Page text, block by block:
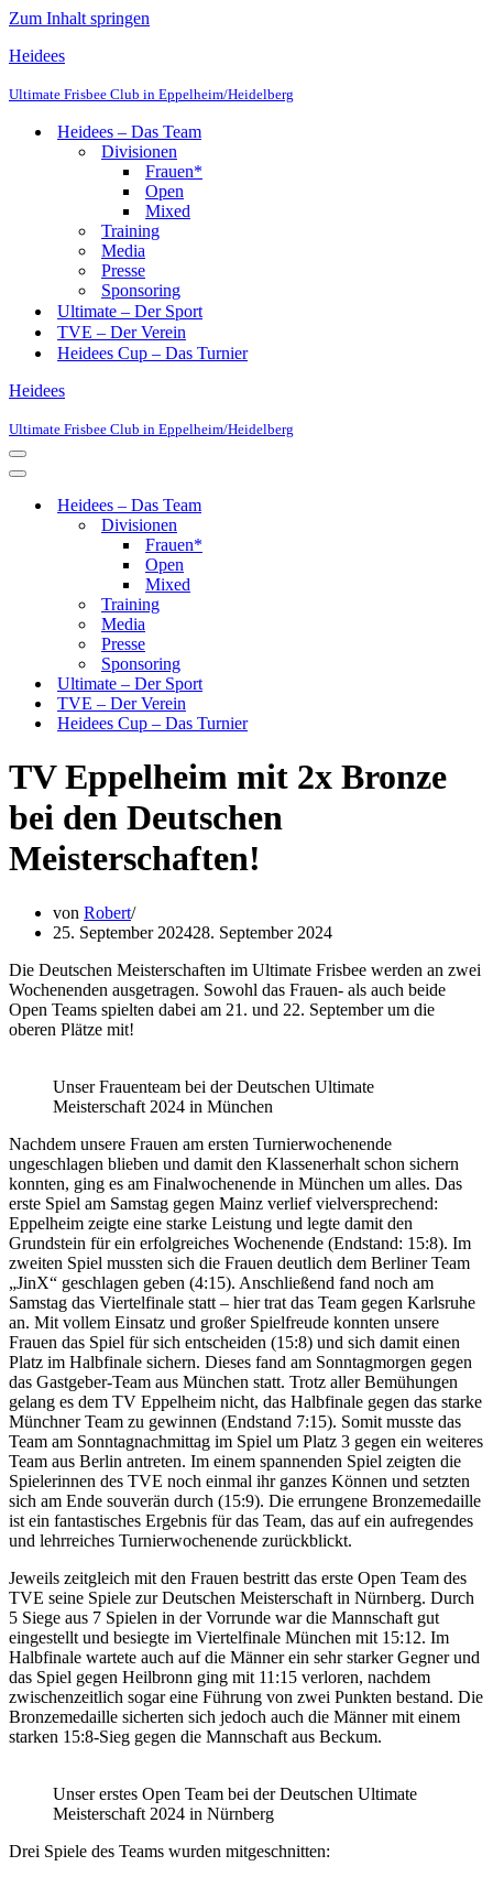
Zum Inhalt springen
Heidees
Ultimate Frisbee Club in Eppelheim/Heidelberg
Heidees – Das Team
Divisionen
Frauen*
Open
Mixed
Training
Media
Presse
Sponsoring
Ultimate – Der Sport
TVE – Der Verein
Heidees Cup – Das Turnier
Heidees
Ultimate Frisbee Club in Eppelheim/Heidelberg
Navigationsmenü
Navigationsmenü
Heidees – Das Team
Divisionen
Frauen*
Open
Mixed
Training
Media
Presse
Sponsoring
Ultimate – Der Sport
TVE – Der Verein
Heidees Cup – Das Turnier
TV Eppelheim mit 2x Bronze
bei den Deutschen
Meisterschaften!
von Robert
25. September 202428. September 2024
Die Deutschen Meisterschaften im Ultimate Frisbee werden an zwei
Wochenenden ausgetragen. Sowohl das Frauen- als auch beide
Open Teams spielten dabei am 21. und 22. September um die
oberen Plätze mit!
Unser Frauenteam bei der Deutschen Ultimate
Meisterschaft 2024 in München
Nachdem unsere Frauen am ersten Turnierwochenende
ungeschlagen blieben und damit den Klassenerhalt schon sichern
konnten, ging es am Finalwochenende in München um alles. Das
erste Spiel am Samstag gegen Mainz verlief vielversprechend:
Eppelheim zeigte eine starke Leistung und legte damit den
Grundstein für ein erfolgreiches Wochenende (Endstand: 15:8). Im
zweiten Spiel mussten sich die Frauen deutlich dem Berliner Team
„JinX“ geschlagen geben (4:15). Anschließend fand noch am
Samstag das Viertelfinale statt – hier trat das Team gegen Karlsruhe
an. Mit vollem Einsatz und großer Spielfreude konnten unsere
Frauen das Spiel für sich entscheiden (15:8) und sich damit einen
Platz im Halbfinale sichern. Dieses fand am Sonntagmorgen gegen
das Gastgeber-Team aus München statt. Trotz aller Bemühungen
gelang es dem TV Eppelheim nicht, das Halbfinale gegen das starke
Münchner Team zu gewinnen (Endstand 7:15). Somit musste das
Team am Sonntagnachmittag im Spiel um Platz 3 gegen ein weiteres
Team aus Berlin antreten. Im einem spannenden Spiel zeigten die
Spielerinnen des TVE noch einmal ihr ganzes Können und setzten
sich am Ende souverän durch (15:9). Die errungene Bronzemedaille
ist ein fantastisches Ergebnis für das Team, das auf ein aufregendes
und lehrreiches Turnierwochenende zurückblickt.
Jeweils zeitgleich mit den Frauen bestritt das erste Open Team des
TVE seine Spiele zur Deutschen Meisterschaft in Nürnberg. Durch
5 Siege aus 7 Spielen in der Vorrunde war die Mannschaft gut
eingestellt und besiegte im Viertelfinale München mit 15:12. Im
Halbfinale wartete auch auf die Männer ein sehr starker Gegner und
das Spiel gegen Heilbronn ging mit 11:15 verloren, nachdem
zwischenzeitlich sogar eine Führung von zwei Punkten bestand. Die
Bronzemedaille sicherten sich jedoch auch die Männer mit einem
starken 15:8-Sieg gegen die Mannschaft aus Beckum.
Unser erstes Open Team bei der Deutschen Ultimate
Meisterschaft 2024 in Nürnberg
Drei Spiele des Teams wurden mitgeschnitten: